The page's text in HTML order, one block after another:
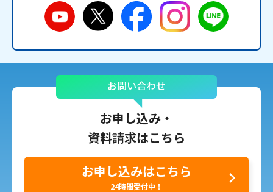
お問い合わせ
お申し込み・
資料請求はこちら
お申し込みはこちら
24時間受付中！